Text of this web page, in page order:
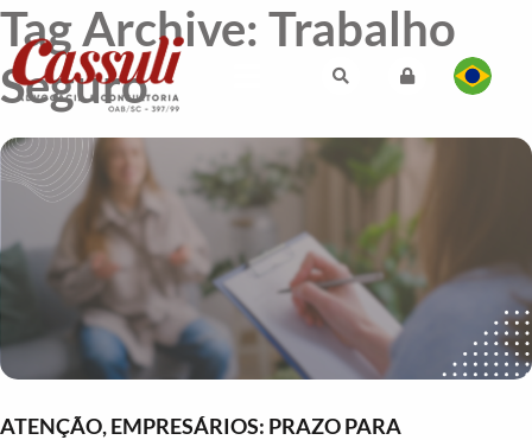
Tag Archive: Trabalho
Seguro
ATENÇÃO, EMPRESÁRIOS: PRAZO PARA